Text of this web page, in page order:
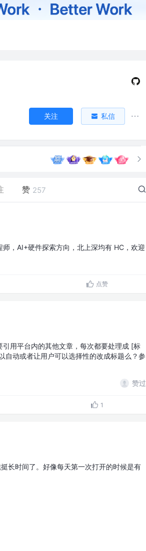
关注 私信
赞 257
，AI+硬件探索方向，北上深均有 HC，欢迎
点赞
用平台内的其他文章，每次都要处理成 [标
自动或者让用户可以选择性的改成标题么？参
赞过
1
长时间了。好像每天第一次打开的时候是有